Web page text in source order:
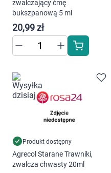
Dziecko
Higiena
Mężczyzna
Zdrowy styl życia
Zabawki
Sprzęt medyczny
zwalczający ćmę
bukszpanową 5 ml
20,99 zł
Produkt dostępny
Agrecol Starane Trawniki,
zwalcza chwasty 20ml